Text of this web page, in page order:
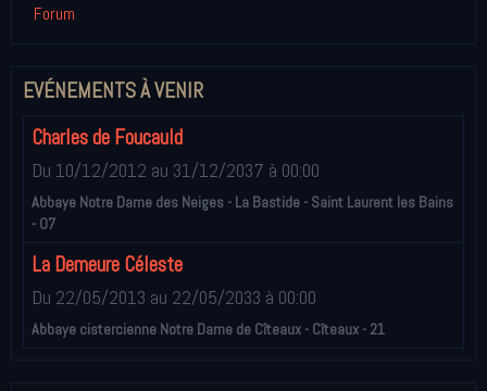
Forum
EVÉNEMENTS À VENIR
Charles de Foucauld
Du 10/12/2012 au 31/12/2037 à 00:00
Abbaye Notre Dame des Neiges - La Bastide - Saint Laurent les Bains
- 07
La Demeure Céleste
Du 22/05/2013 au 22/05/2033 à 00:00
Abbaye cistercienne Notre Dame de Cîteaux - Cîteaux - 21